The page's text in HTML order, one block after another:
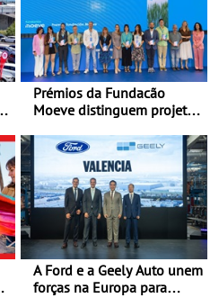
Prémios da Fundacão
Moeve distinguem projeto
promoção de uma
transição ecológica justa
A Ford e a Geely Auto unem
forças na Europa para